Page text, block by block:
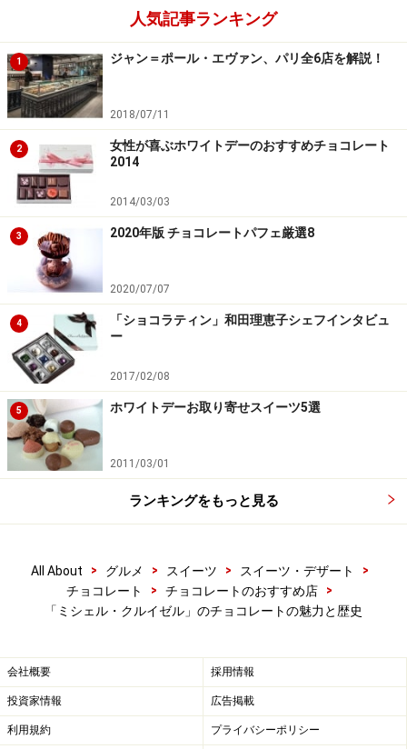
併設ショップが1店舗。フランス国外では、ニューヨー
直営店以外で出会える場所も多く、それはラグジュアリ
ーホテル、ハイエンドな高級な食品のセレクトショッ
プ、エールフランス、パリの「ギャラリーラファイエッ
ト」、スペインの高級デパート「エルコルテイングレ
ス」など、有名店、高級店が名を連ねます。
マドリードの百貨店「エル・コルテ・イングレス」にて
（2017年9月）。一棚すべてがミシェル・クルイゼル！
ミシェル・クルイゼルの本社とファクトリ
ーを訪問
ミシェル・クルイゼルのヘッドオフィス＆ファクトリー
があるのは、ノルマンディー地方のDamville（ダンヴィ
ル）です。パリから北西方向へ、車を走らせること、約
1時間半。
パリとはがらりと雰囲気が変わって、四方に自然が広が
り、空気がきれい。私は到着した途端に車を降りて両手
ミシェル・クルイゼル 本社（ノルマンディー）
人気記事ランキング
1 ジャン＝ポール・エヴァン、パリ全6店を解説！
2018/07/11
2
女性が喜ぶホワイトデーのおすすめチョコレート
2014
2014/03/03
3 2020年版 チョコレートパフェ厳選8
2020/07/07
4
「ショコラティン」和田理恵子シェフインタビュ
ー
2017/02/08
5 ホワイトデーお取り寄せスイーツ5選
2011/03/01
ランキングをもっと見る
All About > グルメ > スイーツ > スイーツ・デザート
>
チョコレート
> チョコレートのおすすめ店
>
「ミシェル・クルイゼル」のチョコレートの魅力と歴史
会社概要 採用情報
投資家情報 広告掲載
利用規約 プライバシーポリシー